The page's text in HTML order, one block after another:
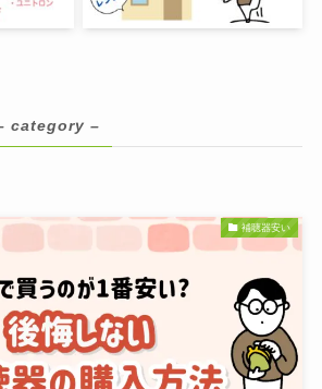
category –
補聴器安い